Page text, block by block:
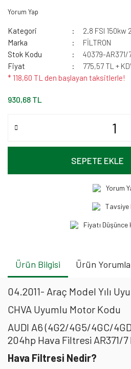
Yorum Yap
Kategori
2.8 FSI 150kw
Marka
FİLTRON
Stok Kodu
40379-AR371/
Fiyat
775,57 TL +
* 118,60 TL den başlayan taksitlerle!
930,68 TL
SEPETE EKLE
Yorum
Tavsiye
Fiyatı Düşünce
Ürün Bilgisi Ürün
04.2011- Araç Model Yılı
CHVA Uyumlu Motor Kodu
AUDI A6 (4G2/4G5/4GC/
204hp Hava Filtresi AR371/7
Hava Filtresi Nedir?